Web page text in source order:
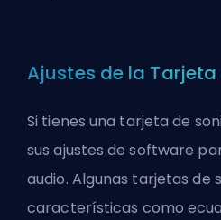
Ajustes de la Tarjeta
Si tienes una tarjeta de
sus ajustes de software
audio. Algunas tarjetas de
características como